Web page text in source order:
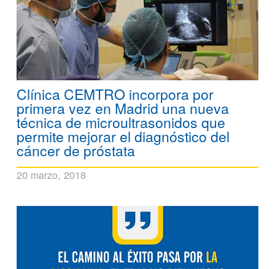
Clínica CEMTRO incorpora por
primera vez en Madrid una nueva
técnica de microultrasonidos que
permite mejorar el diagnóstico del
cáncer de próstata
20 marzo, 2018